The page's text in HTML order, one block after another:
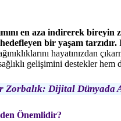
en aza indirerek bireyin
bir yaşam tarzıdır.
hayatınızdan
gelişimini destekler
Zorbalık: Dijital Dünyada
Önemlidir?